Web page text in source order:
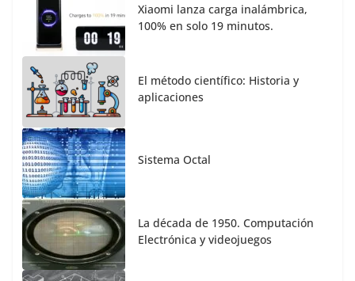
Xiaomi lanza carga inalámbrica,
100% en solo 19 minutos.
El método científico: Historia y
aplicaciones
Sistema Octal
La década de 1950. Computación
Electrónica y videojuegos